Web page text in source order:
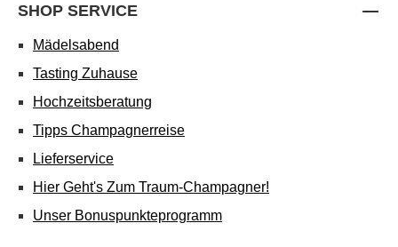
SHOP SERVICE
Mädelsabend
Tasting Zuhause
Hochzeitsberatung
Tipps Champagnerreise
Lieferservice
Hier Geht's Zum Traum-Champagner!
Unser Bonuspunkteprogramm